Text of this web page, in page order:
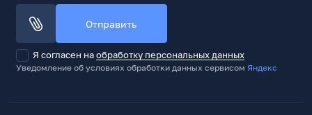
Отправить
Я согласен наобработку персональных данных
Уведомление об условиях обработки данных сервисомЯндекс